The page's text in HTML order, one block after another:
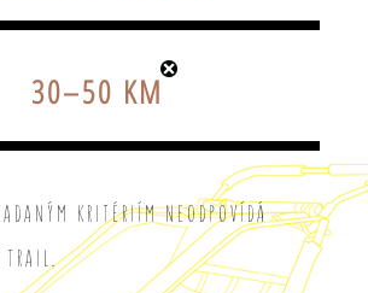
30–50 KM
kritériím neodpovídá
trail.